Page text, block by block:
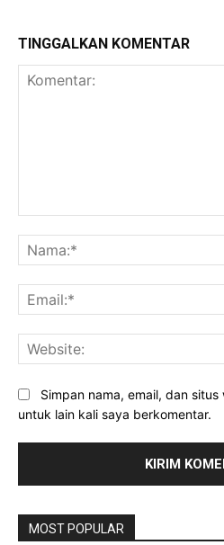
TINGGALKAN KOMENTAR
Simpan nama, email, dan
untuk lain kali saya berkomentar.
MOST POPULAR